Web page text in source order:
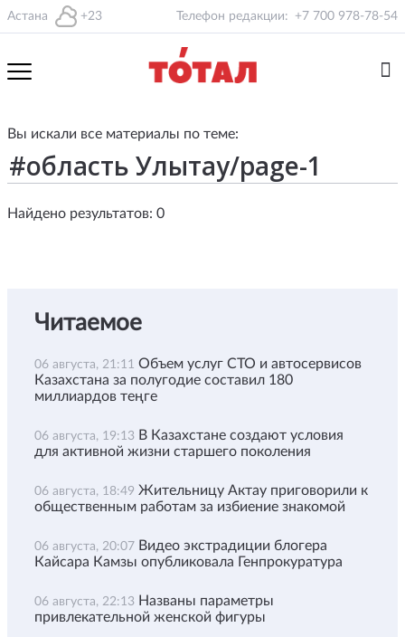
Астана +23 Телефон редакции: +7 700 978-78-54
Вы искали все материалы по теме:
Найдено результатов: 0
Читаемое
06 августа, 21:11 Объем услуг СТО и автосервисов
Казахстана за полугодие составил 180
миллиардов теңге
06 августа, 19:13 В Казахстане создают условия
для активной жизни старшего поколения
06 августа, 18:49 Жительницу Актау приговорили к
общественным работам за избиение знакомой
06 августа, 20:07 Видео экстрадиции блогера
Кайсара Камзы опубликовала Генпрокуратура
06 августа, 22:13 Названы параметры
привлекательной женской фигуры